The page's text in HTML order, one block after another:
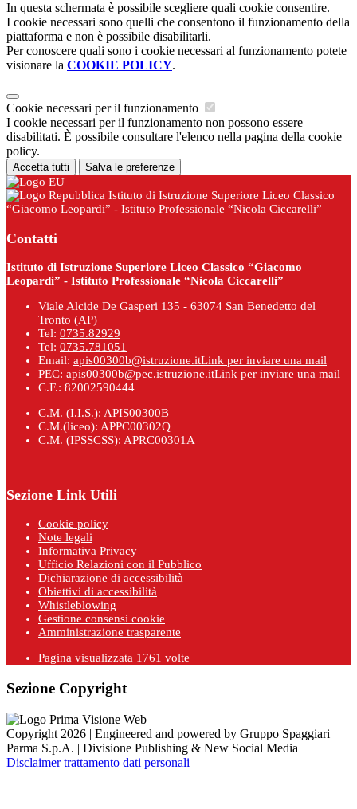
In questa schermata è possibile scegliere quali cookie consentire.
I cookie necessari sono quelli che consentono il funzionamento della
piattaforma e non è possibile disabilitarli.
Per conoscere quali sono i cookie necessari al funzionamento potete
visionare la COOKIE POLICY.
Cookie necessari per il funzionamento
I cookie necessari per il funzionamento non possono essere
disabilitati. È possibile consultare l'elenco nella pagina della cookie
policy.
Accetta tutti Salva le preferenze
Istituto di Istruzione Superiore Liceo Classico
“Giacomo Leopardi” - Istituto Professionale “Nicola Ciccarelli”
Contatti
Istituto di Istruzione Superiore Liceo Classico “Giacomo
Leopardi” - Istituto Professionale “Nicola Ciccarelli”
Viale Alcide De Gasperi 135 - 63074 San Benedetto del
Tronto (AP)
Tel: 0735.82929
Tel: 0735.781051
Email: apis00300b@istruzione.itLink per inviare una mail
PEC: apis00300b@pec.istruzione.itLink per inviare una mail
C.F.: 82002590444
C.M. (I.I.S.): APIS00300B
C.M.(liceo): APPC00302Q
C.M. (IPSSCSS): APRC00301A
Sezione Link Utili
Cookie policy
Note legali
Informativa Privacy
Ufficio Relazioni con il Pubblico
Dichiarazione di accessibilità
Obiettivi di accessibilità
Whistleblowing
Gestione consensi cookie
Amministrazione trasparente
Pagina visualizzata 1761 volte
Sezione Copyright
Copyright 2026 | Engineered and powered by Gruppo Spaggiari
Parma S.p.A. | Divisione Publishing & New Social Media
Disclaimer trattamento dati personali